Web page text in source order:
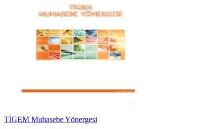
TİGEM Muhasebe Yönergesi